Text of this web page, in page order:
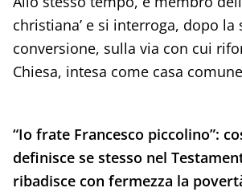
christiana’ e si interroga, dopo la
conversione, sulla via con cui
Chiesa, intesa come casa
“Io frate Francesco piccolino”:
definisce se stesso nel
ribadisce con fermezza la